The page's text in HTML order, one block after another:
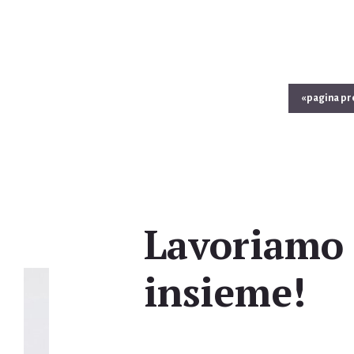
«Vai
alla
pagina
Lavoriamo
insieme!